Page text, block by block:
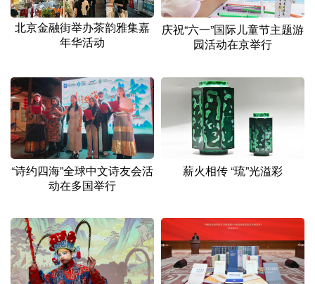
北京金融街举办茶韵雅集嘉
年华活动
庆祝“六一”国际儿童节主题游
园活动在京举行
“诗约四海”全球中文诗友会活
动在多国举行
薪火相传 “琉”光溢彩